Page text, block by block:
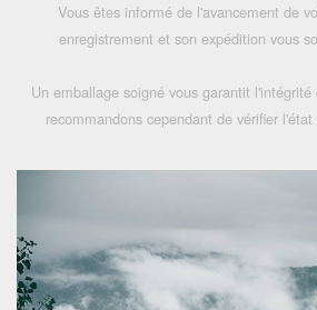
Vous êtes informé de l'avancement de
enregistrement et son expédition vous
Un emballage soigné vous garantit
recommandons cependant de vérifier